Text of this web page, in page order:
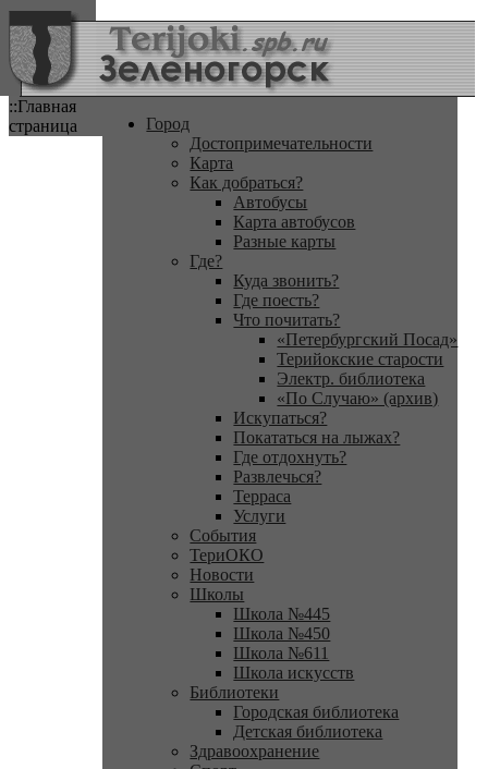
::Главная
страница
Город
Достопримечательности
Карта
Как добраться?
Автобусы
Карта автобусов
Разные карты
Где?
Куда звонить?
Где поесть?
Что почитать?
«Петербургский Посад»
Терийокские старости
Электр. библиотека
«По Случаю» (архив)
Искупаться?
Покататься на лыжах?
Где отдохнуть?
Развлечься?
Терраса
Услуги
События
ТериОКО
Новости
Школы
Школа №445
Школа №450
Школа №611
Школа искусств
Библиотеки
Городская библиотека
Детская библиотека
Здравоохранение